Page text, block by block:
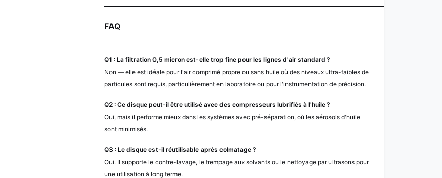
────────────────────────────────────────────────────────────
FAQ
Q1 : La filtration 0,5 micron est-elle trop fine pour les lignes d'air standard ?
Non — elle est idéale pour l'air comprimé propre ou sans huile où des niveaux ultra-faibles de
particules sont requis, particulièrement en laboratoire ou pour l'instrumentation de précision.
Q2 : Ce disque peut-il être utilisé avec des compresseurs lubrifiés à l'huile ?
Oui, mais il performe mieux dans les systèmes avec pré-séparation, où les aérosols d'huile
sont minimisés.
Q3 : Le disque est-il réutilisable après colmatage ?
Oui. Il supporte le contre-lavage, le trempage aux solvants ou le nettoyage par ultrasons pour
une utilisation à long terme.